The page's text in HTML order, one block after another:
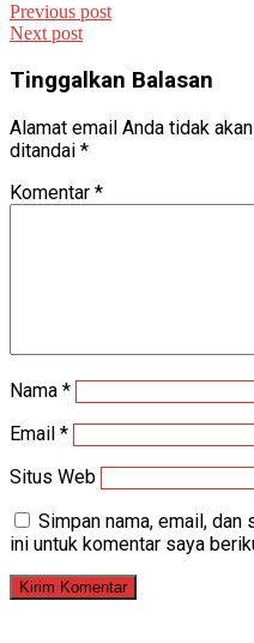
Previous post
Next post
Tinggalkan Balasan
Alamat email Anda tidak
ditandai *
Komentar *
Nama *
Email *
Situs Web
Simpan nama, email,
ini untuk komentar saya